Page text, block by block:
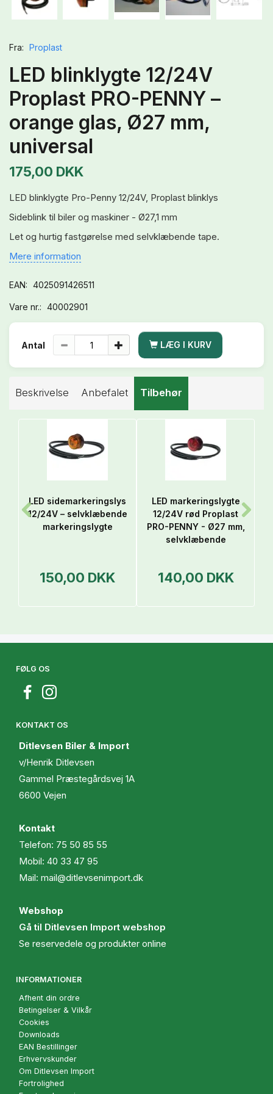
Fra: Proplast
LED blinklygte 12/24V
Proplast PRO-PENNY –
orange glas, Ø27 mm,
universal
175,00 DKK
LED blinklygte Pro-Penny 12/24V, Proplast blinklys
Sideblink til biler og maskiner - Ø27,1 mm
Let og hurtig fastgørelse med selvklæbende tape.
Mere information
EAN: 4025091426511
Vare nr.: 40002901
Antal LÆG I KURV
Beskrivelse Anbefalet Tilbehør
LED sidemarkeringslys
12/24V – selvklæbende
markeringslygte
150,00 DKK
LED markeringslygte
12/24V rød Proplast
PRO-PENNY - Ø27 mm,
selvklæbende
140,00 DKK
FØLG OS
KONTAKT OS
Ditlevsen Biler & Import
v/Henrik Ditlevsen
Gammel Præstegårdsvej 1A
6600 Vejen
Kontakt
Telefon: 75 50 85 55
Mobil: 40 33 47 95
Mail: mail@ditlevsenimport.dk
Webshop
Gå til Ditlevsen Import webshop
Se reservedele og produkter online
INFORMATIONER
Afhent din ordre
Betingelser & Vilkår
Cookies
Downloads
EAN Bestillinger
Erhvervskunder
Om Ditlevsen Import
Fortrolighed